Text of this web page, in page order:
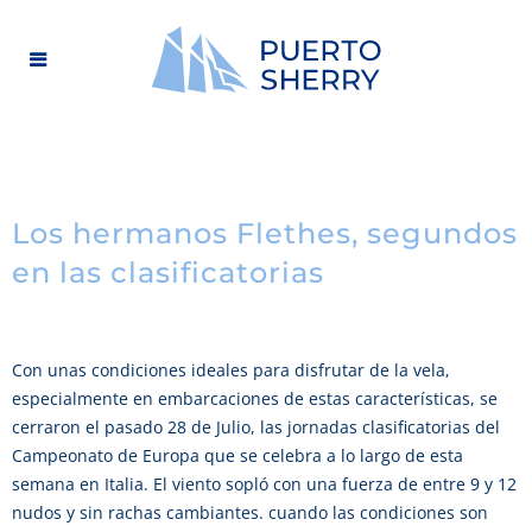
Los hermanos Flethes, segundos
en las clasificatorias
Con unas condiciones ideales para disfrutar de la vela,
especialmente en embarcaciones de estas características, se
cerraron el pasado 28 de Julio, las jornadas clasificatorias del
Campeonato de Europa que se celebra a lo largo de esta
semana en Italia. El viento sopló con una fuerza de entre 9 y 12
nudos y sin rachas cambiantes. cuando las condiciones son